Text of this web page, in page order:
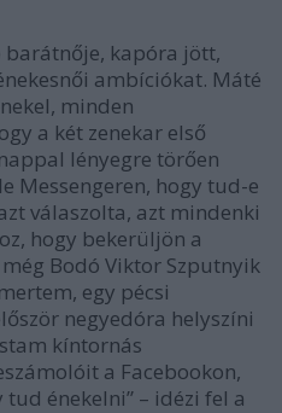
kapóra jött,
ambíciókat. Máté
minden
a két zenekar első
lényegre törően
Messengeren, hogy tud-e
válaszolta, azt mindenki
hogy bekerüljön a
Bodó Viktor Szputnyik
egy pécsi
negyedóra helyszíni
kíntornás
a Facebookon,
énekelni” – idézi fel a